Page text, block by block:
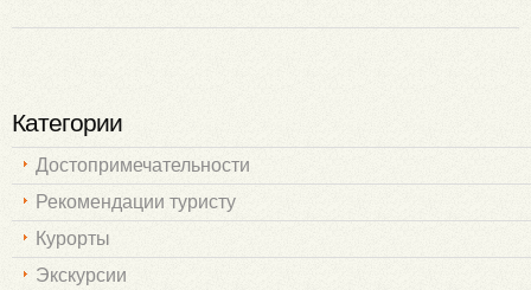
Категории
Достопримечательности
Рекомендации туристу
Курорты
Экскурсии